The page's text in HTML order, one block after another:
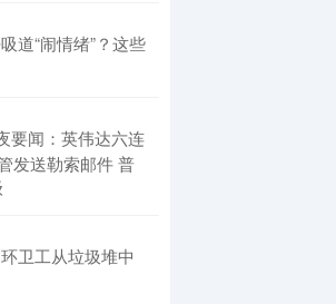
道“闹情绪”？这些
要闻：英伟达六连
发送勒索邮件 普
卫工从垃圾堆中